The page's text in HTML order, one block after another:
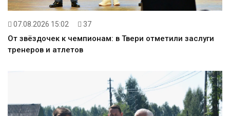
07.08.2026 15:02 37
От звёздочек к чемпионам: в Твери отметили заслуги
тренеров и атлетов